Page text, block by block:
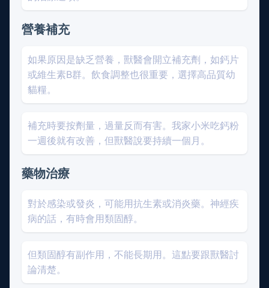
營養補充
如果原因是缺乏營養，獸醫會開立補充劑，如鈣片
或維生素B群。飲食調整也很重要，選擇高品質幼
貓糧。
補充時要按劑量，過量反而有害。我家小米吃鈣粉
一週後就有改善，但獸醫說要持續一個月。
藥物治療
對於感染或發炎，可能用抗生素或消炎藥。神經疾
病的話，有時會用類固醇。
但類固醇有副作用，不能長期用。這點要跟獸醫討
論清楚。